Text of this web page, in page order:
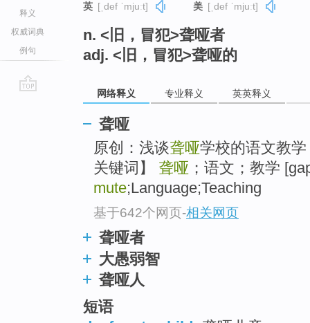
释义
权威词典
例句
英 [ˌdef ˈmjuːt] 美 [ˌdef ˈmjuːt]
n. <旧，冒犯>聋哑者
adj. <旧，冒犯>聋哑的
网络释义 专业释义 英英释义
聋哑
原创：浅谈聋哑学校的语文教
关键词】 聋哑 ；语文；教学
mute;Language;Teaching
基于642个网页-相关网页
聋哑者
大愚弱智
聋哑人
短语